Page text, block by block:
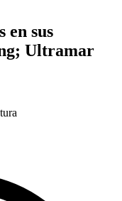
en sus
Ultramar